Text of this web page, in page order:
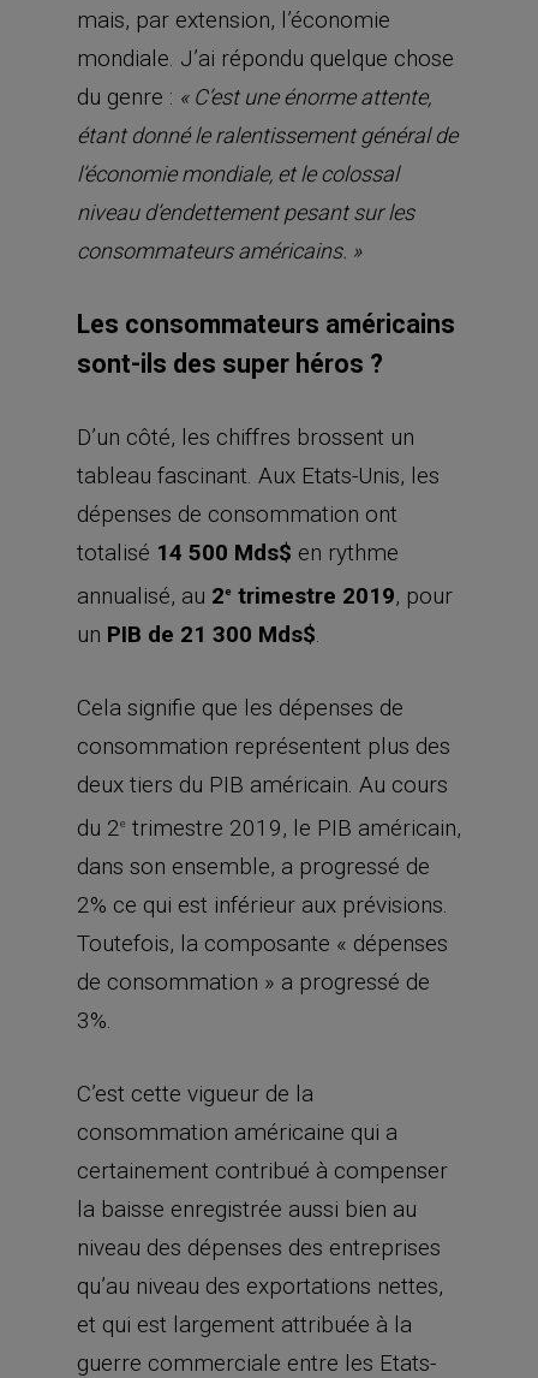
mais, par extension, l’économie
mondiale. J’ai répondu quelque chose
du genre : « C’est une énorme attente,
étant donné le ralentissement général de
l’économie mondiale, et le colossal
niveau d’endettement pesant sur les
consommateurs américains. »
Les consommateurs américains
sont-ils des super héros ?
D’un côté, les chiffres brossent un
tableau fascinant. Aux Etats-Unis, les
dépenses de consommation ont
totalisé 14 500 Mds$ en rythme
annualisé, au 2e trimestre 2019, pour
un PIB de 21 300 Mds$.
Cela signifie que les dépenses de
consommation représentent plus des
deux tiers du PIB américain. Au cours
du 2e trimestre 2019, le PIB américain,
dans son ensemble, a progressé de
2% ce qui est inférieur aux prévisions.
Toutefois, la composante « dépenses
de consommation » a progressé de
3%.
C’est cette vigueur de la
consommation américaine qui a
certainement contribué à compenser
la baisse enregistrée aussi bien au
niveau des dépenses des entreprises
qu’au niveau des exportations nettes,
et qui est largement attribuée à la
guerre commerciale entre les Etats-